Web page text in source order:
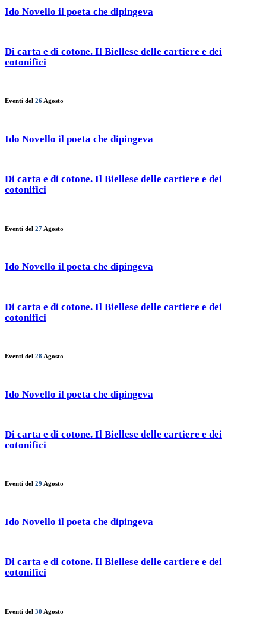
Ido Novello il poeta che dipingeva
Di carta e di cotone. Il Biellese delle cartiere e dei
cotonifici
Eventi del 26 Agosto
Ido Novello il poeta che dipingeva
Di carta e di cotone. Il Biellese delle cartiere e dei
cotonifici
Eventi del 27 Agosto
Ido Novello il poeta che dipingeva
Di carta e di cotone. Il Biellese delle cartiere e dei
cotonifici
Eventi del 28 Agosto
Ido Novello il poeta che dipingeva
Di carta e di cotone. Il Biellese delle cartiere e dei
cotonifici
Eventi del 29 Agosto
Ido Novello il poeta che dipingeva
Di carta e di cotone. Il Biellese delle cartiere e dei
cotonifici
Eventi del 30 Agosto